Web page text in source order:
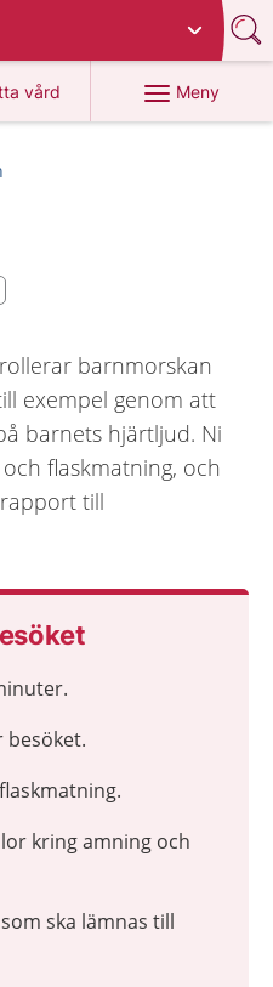
vård
på 1177.se
Meny
barnmorskan
exempel genom att
barnets hjärtljud. Ni
flaskmatning, och
till
besöket.
kring amning och
ska lämnas till